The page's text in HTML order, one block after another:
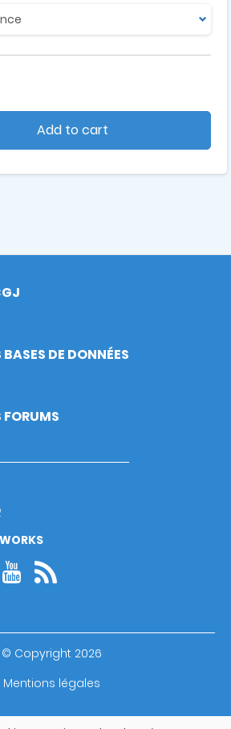
Add to cart
BASES DE DONNÉES
FORUMS
© Copyright 2026
Mentions légales
Guide utilisateur